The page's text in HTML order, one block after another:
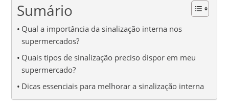
Sumário
Qual a importância da sinalização interna nos
supermercados?
Quais tipos de sinalização preciso dispor em meu
supermercado?
Dicas essenciais para melhorar a sinalização interna